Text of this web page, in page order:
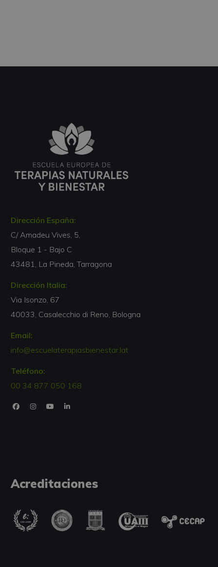
Dirección España:
C/ Amadeu Vives, 5,
Bloque 1 - Bajo C
43481, La Pineda, Tarragona
Dirección Italia:
Via Isonzo, 67
40033, Casalecchio di Reno, Bologna
Email:
info@escuelaterapiasbienestar.lat
Teléfono:
00 34 877 050 168
Acreditaciones